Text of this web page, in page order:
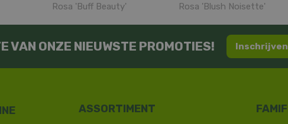
Rosa 'Buff Beauty' Rosa 'Blush Noisette'
VAN ONZE NIEUWSTE PROMOTIES! Inschrijven